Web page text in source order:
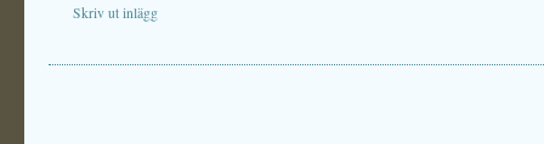
Skriv ut inlägg